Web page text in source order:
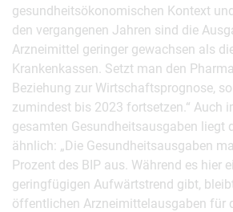
gesundheitsökonomischen Kontext
den vergangenen Jahren sind die
Arzneimittel geringer gewachsen als
Krankenkassen. Setzt man den
Beziehung zur Wirtschaftsprognose,
zumindest bis 2023 fortsetzen.“ Auch
gesamten Gesundheitsausgaben liegt
ähnlich: „Die Gesundheitsausgaben
Prozent des BIP aus. Während es hier
geringfügigen Aufwärtstrend gibt,
öffentlichen Arzneimittelausgaben für